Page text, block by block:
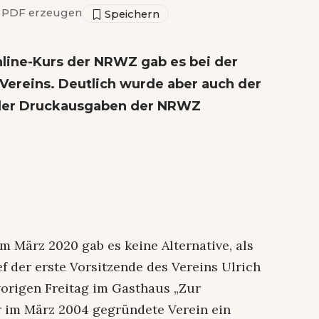
erzeugen
Kurs der NRWZ gab es bei der
Deutlich wurde aber auch der
Druckausgaben der NRWZ
März 2020 gab es keine Alternative, als
der erste Vorsitzende des Vereins Ulrich
Freitag im Gasthaus „Zur
März 2004 gegründete Verein ein